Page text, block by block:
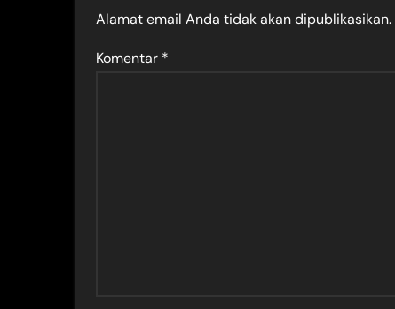
Alamat email Anda tidak akan dipublikasikan.
Komentar *